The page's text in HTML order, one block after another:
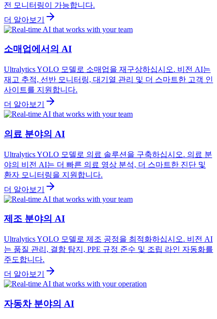
전 모니터링이 가능합니다.
더 알아보기
소매업에서의 AI
Ultralytics YOLO 모델로 소매업을 재구상하십시오. 비전 AI는
재고 추적, 선반 모니터링, 대기열 관리 및 더 스마트한 고객 인
사이트를 지원합니다.
더 알아보기
의료 분야의 AI
Ultralytics YOLO 모델로 의료 솔루션을 구축하십시오. 의료 분
야의 비전 AI는 더 빠른 의료 영상 분석, 더 스마트한 진단 및
환자 모니터링을 지원합니다.
더 알아보기
제조 분야의 AI
Ultralytics YOLO 모델로 제조 공정을 최적화하십시오. 비전 AI
는 품질 관리, 결함 탐지, PPE 규정 준수 및 조립 라인 자동화를
주도합니다.
더 알아보기
자동차 분야의 AI